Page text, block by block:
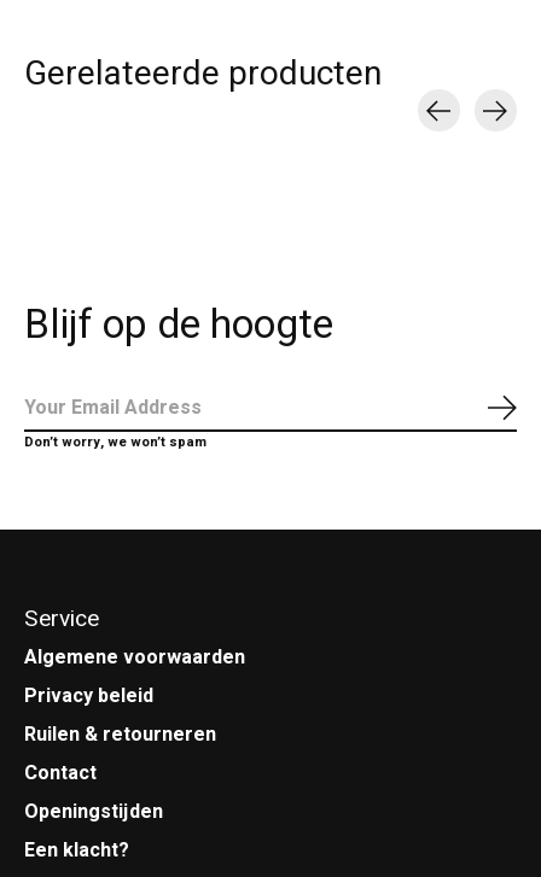
Gerelateerde producten
Blijf op de hoogte
Don’t worry, we won’t spam
Service
Algemene voorwaarden
Privacy beleid
Ruilen & retourneren
Contact
Openingstijden
Een klacht?